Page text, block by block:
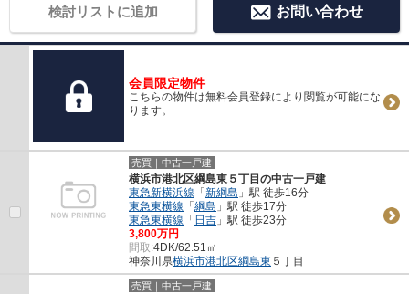
検討リストに追加 お問い合わせ
会員限定物件
こちらの物件は無料会員登録により閲覧が可能にな
ります。
売買｜中古一戸建
横浜市港北区綱島東５丁目の中古一戸建
東急新横浜線 「新綱島 」駅 徒歩16分
東急東横線 「綱島 」駅 徒歩17分
東急東横線 「 日吉 」駅 徒歩23分
3,800万円
間取:4DK/62.51㎡
神奈川県横浜市港北区綱島東 ５丁目
売買｜中古一戸建